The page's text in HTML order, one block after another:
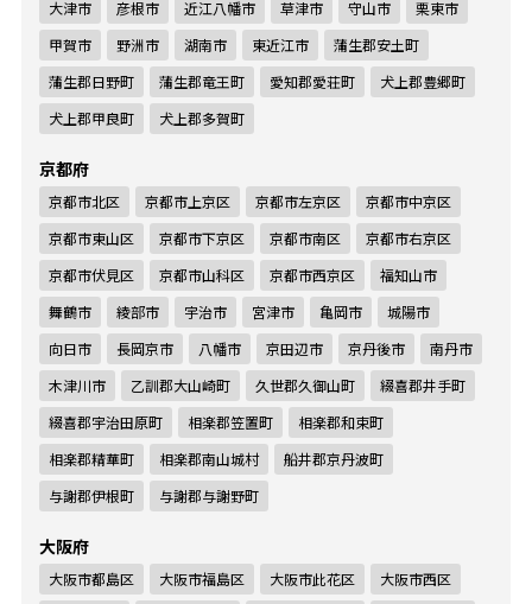
大津市 彦根市 近江八幡市 草津市 守山市
栗東市
甲賀市
野洲市 湖南市 東近江市
蒲生郡安土町
蒲生郡日野町
蒲生郡竜王町 愛知郡愛荘町
犬上郡豊郷町
犬上郡甲良町
犬上郡多賀町
京都府
京都市北区 京都市上京区 京都市左京区
京都市中京区
京都市東山区
京都市下京区 京都市南区
京都市右京区
京都市伏見区
京都市山科区 京都市西京区
福知山市
舞鶴市
綾部市 宇治市 宮津市 亀岡市
城陽市
向日市
長岡京市 八幡市 京田辺市 京丹後市
南丹市
木津川市
乙訓郡大山崎町 久世郡久御山町
綴喜郡井手町
綴喜郡宇治田原町
相楽郡笠置町
相楽郡和束町
相楽郡精華町
相楽郡南山城村
船井郡京丹波町
与謝郡伊根町
与謝郡与謝野町
大阪府
大阪市都島区 大阪市福島区 大阪市此花区
大阪市西区